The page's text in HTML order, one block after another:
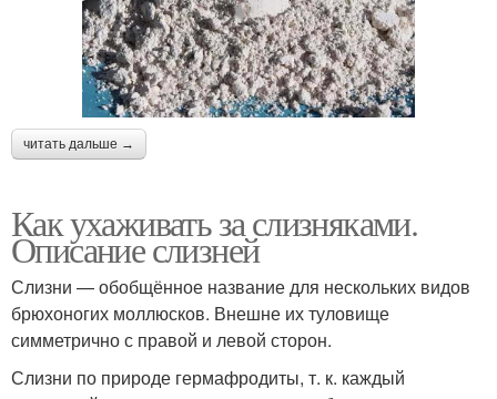
читать дальше →
Как ухаживать за слизняками.
Описание слизней
Слизни — обобщённое название для нескольких видов
брюхоногих моллюсков. Внешне их туловище
симметрично с правой и левой сторон.
Слизни по природе гермафродиты, т. к. каждый